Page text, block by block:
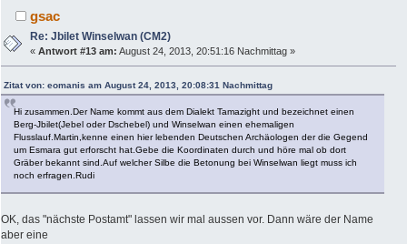
gsac
Re: Jbilet Winselwan (CM2)
«Antwort #13 am: August 24, 2013, 20:51:16 Nachmittag »
Zitat von: eomanis am August 24, 2013, 20:08:31 Nachmittag
Hi zusammen.Der Name kommt aus dem Dialekt Tamazight und bezeichnet einen
Berg-Jbilet(Jebel oder Dschebel) und Winselwan einen ehemaligen
Flusslauf.Martin,kenne einen hier lebenden Deutschen Archäologen der die Gegend
um Esmara gut erforscht hat.Gebe die Koordinaten durch und höre mal ob dort
Gräber bekannt sind.Auf welcher Silbe die Betonung bei Winselwan liegt muss ich
noch erfragen.Rudi
OK, das "nächste Postamt" lassen wir mal aussen vor. Dann wäre der Name
aber eine